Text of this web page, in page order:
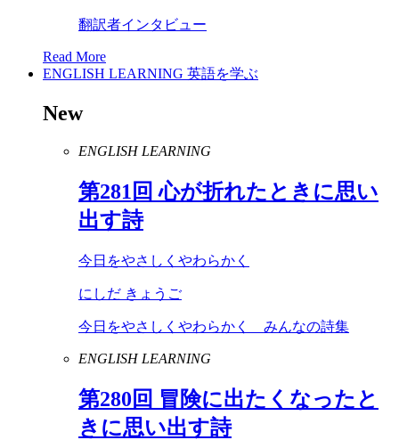
翻訳者インタビュー
Read More
ENGLISH LEARNING 英語を学ぶ
New
ENGLISH LEARNING
第281 回 心が折れたときに思い
出す詩
今日をやさしくやわらかく
にしだ きょうご
今日をやさしくやわらかく みんなの詩集
ENGLISH LEARNING
第280回 冒険に出たくなったと
きに思い出す詩